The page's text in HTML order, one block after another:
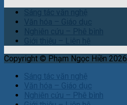
Copyright © Phạm Ngọc Hiền 2026
Sáng tác văn nghệ
Văn hóa – Giáo dục
Nghiên cứu – Phê bình